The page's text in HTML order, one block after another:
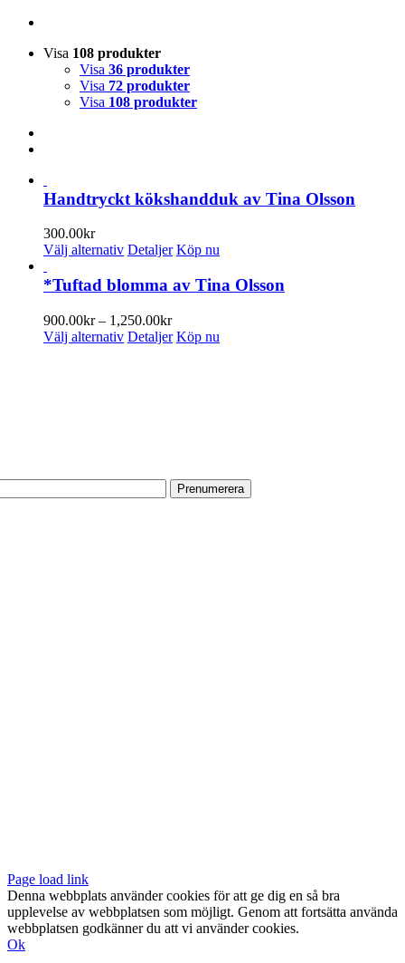
Visa 108 produkter
Visa 36 produkter
Visa 72 produkter
Visa 108 produkter
Handtryckt kökshandduk av Tina Olsson
300.00kr
Välj alternativ Den
produkten
har
flera
varianter.
De
Detaljer Köp nu
*Tuftad blomma av Tina Olsson
900.00kr – 1,250.00krPrisintervall:
900.00kr
Välj alternativ Den
kan
väljas
Detaljer Köp nu
Page load link
Denna webbplats använder cookies för att ge dig en så bra
upplevelse av webbplatsen som möjligt. Genom att fortsätta använda
webbplatsen godkänner du att vi använder cookies.
Ok